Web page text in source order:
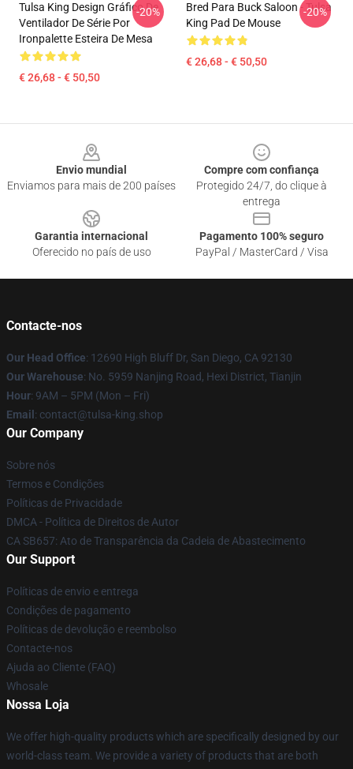
Tulsa King Design Gráfico De
Ventilador De Série Por
Ironpalette Esteira De Mesa
€ 26,68 - € 50,50
-20%
Bred Para Buck Saloon - Tulsa
King Pad De Mouse
€ 26,68 - € 50,50
-20%
Envio mundial
Enviamos para mais de 200 países
Compre com confiança
Protegido 24/7, do clique à
entrega
Garantia internacional
Oferecido no país de uso
Pagamento 100% seguro
PayPal / MasterCard / Visa
Contacte-nos
Our Head Office: 12690 High Bluff Dr, San Diego, CA 92130
Our Warehouse: No. 5959 Nanjing Road, Hexi District, Tianjin
Hour: 9AM – 5PM (Mon – Fri)
Email : contact@tulsa-king.shop
Our Company
Sobre nós
Termos e Condições
Políticas de Privacidade
DMCA - Política de Direitos de Autor
CA SB657: Ato de Transparência da Cadeia de Abastecimento
Our Support
Políticas de envio e entrega
Condições de pagamento
Políticas de devolução e reembolso
Contacte-nos
Ajuda ao Cliente (FAQ)
Whosale
Nossa Loja
We offer high-quality products which are specifically designed by our
world-class team. We provide a variety of products that are both